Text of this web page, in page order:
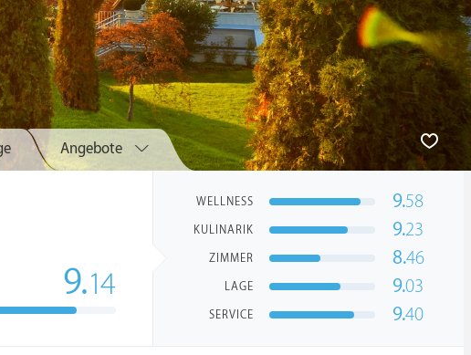
Angebote
9.14
WELLNESS 9.58
KULINARIK 9.23
ZIMMER 8.46
LAGE 9.03
SERVICE 9.40